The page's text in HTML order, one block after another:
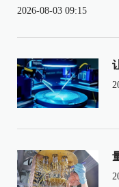
2026-08-03 09:15